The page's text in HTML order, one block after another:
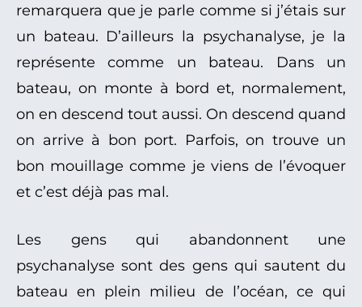
remarquera que je parle comme si j’étais sur
un bateau. D’ailleurs la psychanalyse, je la
représente comme un bateau. Dans un
bateau, on monte à bord et, normalement,
on en descend tout aussi. On descend quand
on arrive à bon port. Parfois, on trouve un
bon mouillage comme je viens de l’évoquer
et c’est déjà pas mal.
Les gens qui abandonnent une
psychanalyse sont des gens qui sautent du
bateau en plein milieu de l’océan, ce qui